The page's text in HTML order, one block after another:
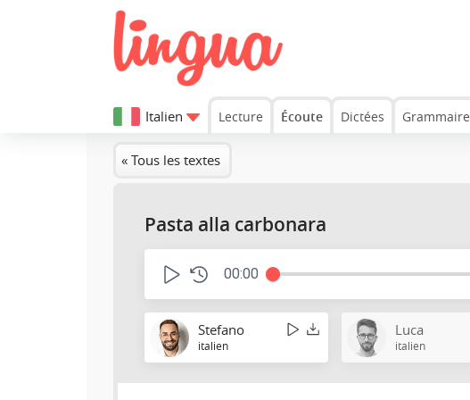
Italien Lecture Écoute Dictées Grammaire
« Tous les textes
Pasta alla carbonara
00:00
Stefano
italien
Luca
italien